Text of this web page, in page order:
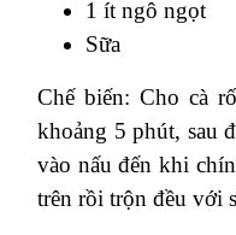
1 ít ngô ngọt
Sữa
Chế biến: Cho cà
khoảng 5 phút, sau
vào nấu đến khi
trên rồi trộn đều với